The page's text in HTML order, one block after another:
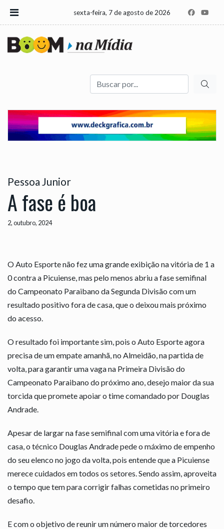
sexta-feira, 7 de agosto de 2026
Buscar
Pessoa Junior
A fase é boa
2, outubro, 2024
O Auto Esporte não fez uma grande exibição na vitória de 1 a
0 contra a Picuiense, mas pelo menos abriu a fase semifinal
do Campeonato Paraibano da Segunda Divisão com um
resultado positivo fora de casa, que o deixou mais próximo
do acesso.
O resultado foi importante sim, pois o Auto Esporte agora
precisa de um empate amanhã, no Almeidão, na partida de
volta, para garantir uma vaga na Primeira Divisão do
Campeonato Paraibano do próximo ano, desejo maior da sua
torcida que promete apoiar o time comandado por Douglas
Andrade.
Apesar de largar na fase semifinal com uma vitória e fora de
casa, o técnico Douglas Andrade pede o máximo de empenho
do seu elenco no jogo da volta, pois entende que a Picuiense
merece cuidados em todos os setores. Sendo assim, aproveita
o tempo que tem para corrigir falhas cometidas no primeiro
desafio.
E com o objetivo de reunir um número maior de torcedores